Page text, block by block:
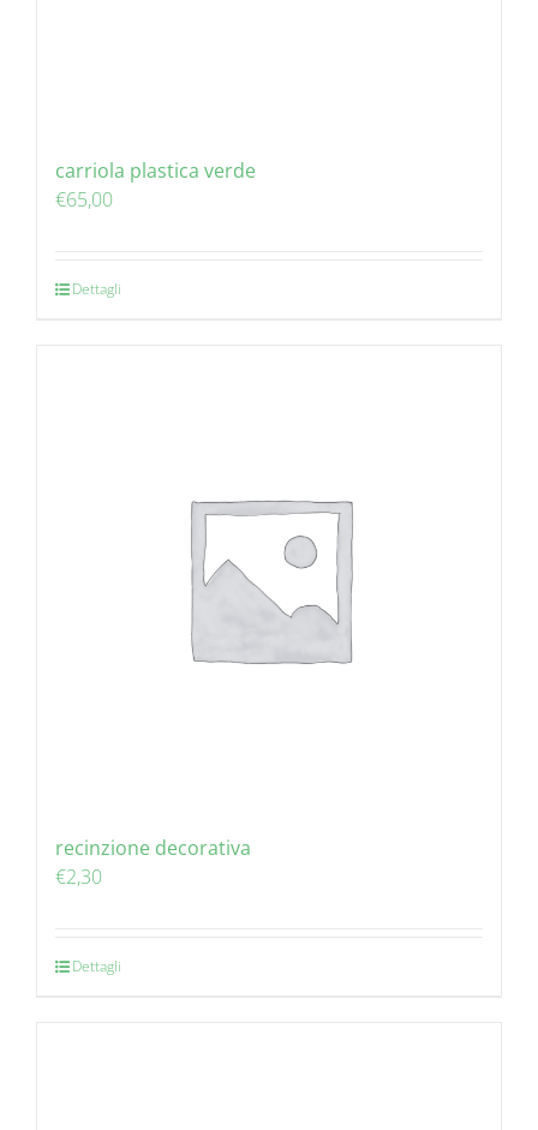
carriola plastica verde
€65,00
Dettagli
recinzione decorativa
€2,30
Dettagli